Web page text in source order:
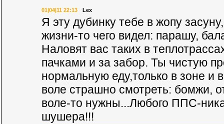
01|04|11 22:13 Lex
Я эту дубинку тебе в жопу
жизни-то чего видел: парашу,
Наловят вас таких в
пачками и за забор. Ты чистую
нормальную еду,только в зоне и
воле страшно смотреть: бомжи,
воле-то нужны...Любого ППС-
шушера!!!